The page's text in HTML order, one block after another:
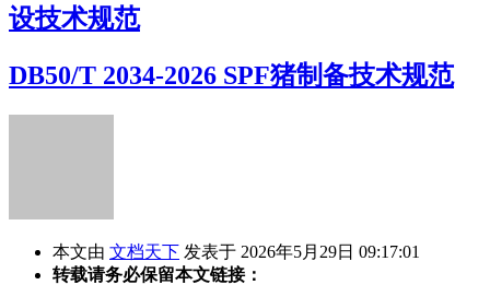
设技术规范
DB50/T 2034-2026 SPF猪制备技术规范
本文由 文档天下 发表于 2026年5月29日 09:17:01
转载请务必保留本文链接：